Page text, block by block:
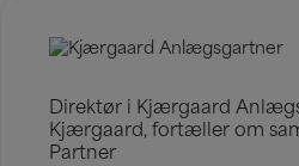
Direktør i Kjærgaard
Kjærgaard, fortæller om
Partner